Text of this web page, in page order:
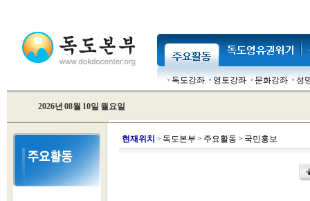
독도강좌 영토강좌 문화강좌 성
2026년 08월 10일 월요일
현재위치 > 독도본부 > 주요활동 > 국민홍보